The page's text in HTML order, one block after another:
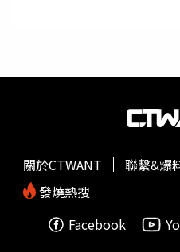
關於CTWANT 聯繫&爆
發燒熱搜
Facebook